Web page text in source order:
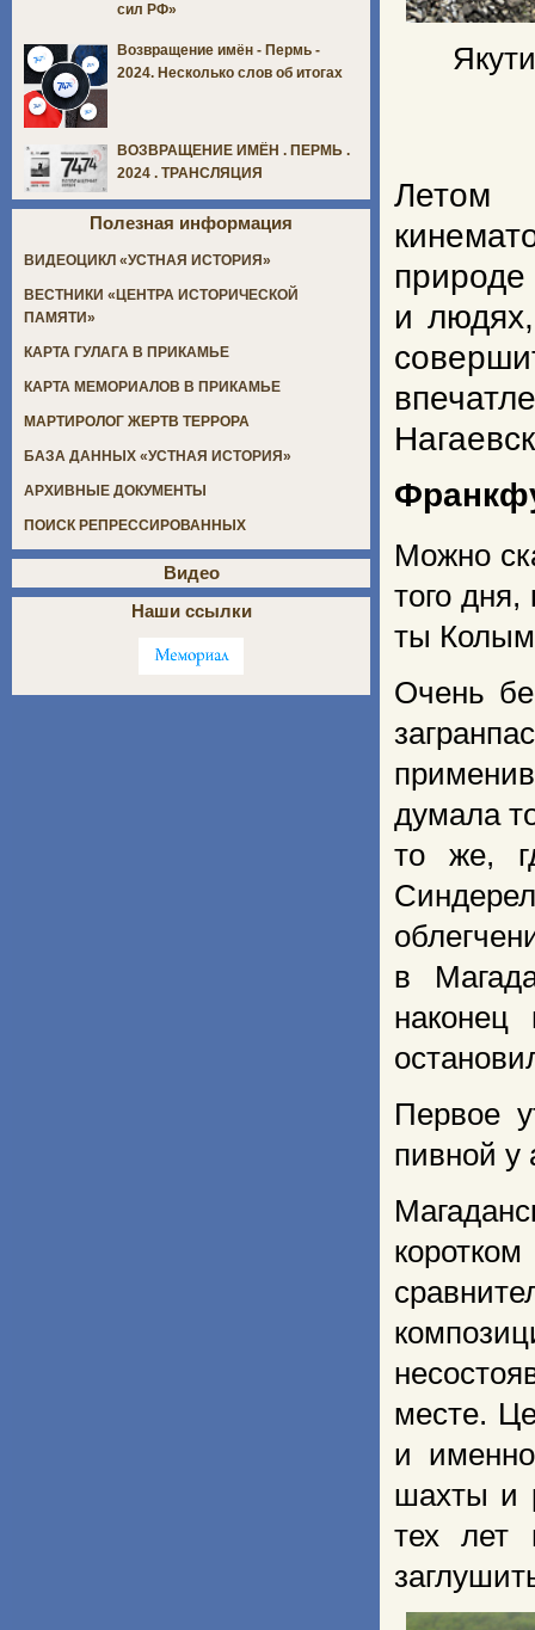
Летом
и
Можно
того
ты
Очень
думала
то же,
в
Первое
пивной у
месте.
и
шахты и
тех лет
сил РФ»
Возвращение имён - Пермь -
2024. Несколько слов об итогах
ВОЗВРАЩЕНИЕ ИМЁН . ПЕРМЬ .
2024 . ТРАНСЛЯЦИЯ
Полезная информация
ВИДЕОЦИКЛ «УСТНАЯ ИСТОРИЯ»
ВЕСТНИКИ «ЦЕНТРА ИСТОРИЧЕСКОЙ
ПАМЯТИ»
КАРТА ГУЛАГА В ПРИКАМЬЕ
КАРТА МЕМОРИАЛОВ В ПРИКАМЬЕ
МАРТИРОЛОГ ЖЕРТВ ТЕРРОРА
БАЗА ДАННЫХ «УСТНАЯ ИСТОРИЯ»
АРХИВНЫЕ ДОКУМЕНТЫ
ПОИСК РЕПРЕССИРОВАННЫХ
Видео
Наши ссылки